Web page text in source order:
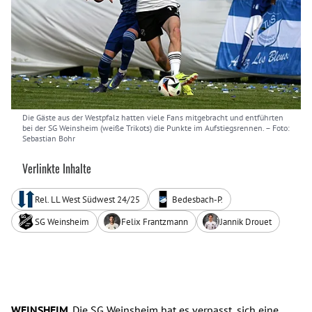
Die Gäste aus der Westpfalz hatten viele Fans mitgebracht und entführten
bei der SG Weinsheim (weiße Trikots) die Punkte im Aufstiegsrennen. – Foto:
Sebastian Bohr
Verlinkte Inhalte
Rel. LL West Südwest 24/25
Bedesbach-P.
SG Weinsheim
Felix Frantzmann Jannik Drouet